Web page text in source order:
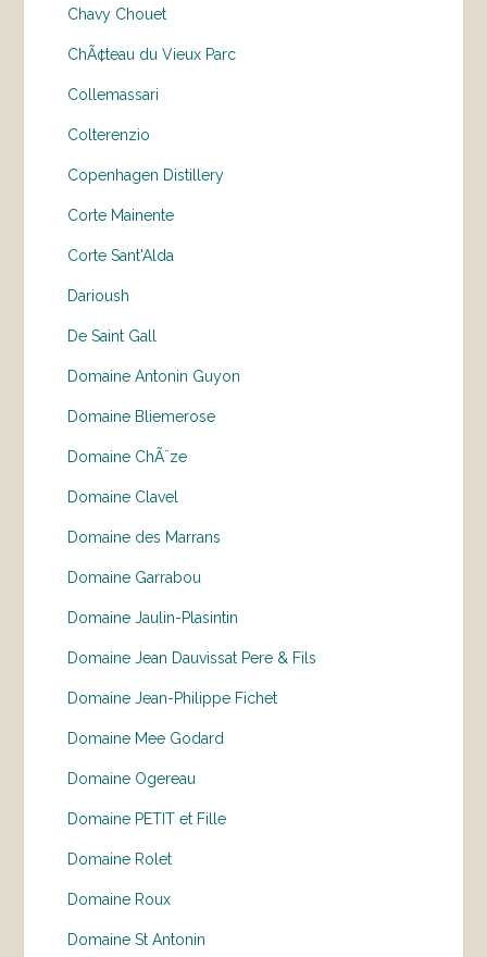
Chavy Chouet
ChÃ¢teau du Vieux Parc
Collemassari
Colterenzio
Copenhagen Distillery
Corte Mainente
Corte Sant'Alda
Darioush
De Saint Gall
Domaine Antonin Guyon
Domaine Bliemerose
Domaine ChÃ¨ze
Domaine Clavel
Domaine des Marrans
Domaine Garrabou
Domaine Jaulin-Plasintin
Domaine Jean Dauvissat Pere & Fils
Domaine Jean-Philippe Fichet
Domaine Mee Godard
Domaine Ogereau
Domaine PETIT et Fille
Domaine Rolet
Domaine Roux
Domaine St Antonin